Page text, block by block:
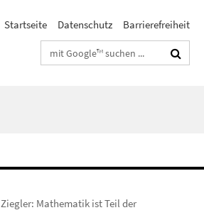
Startseite Datenschutz
Barrierefreiheit
Suchbegriffe
Ziegler: Mathematik ist Teil der